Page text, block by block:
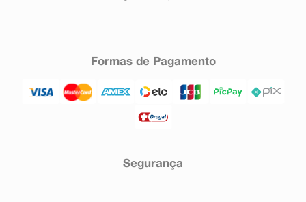
Formas de Pagamento
Segurança